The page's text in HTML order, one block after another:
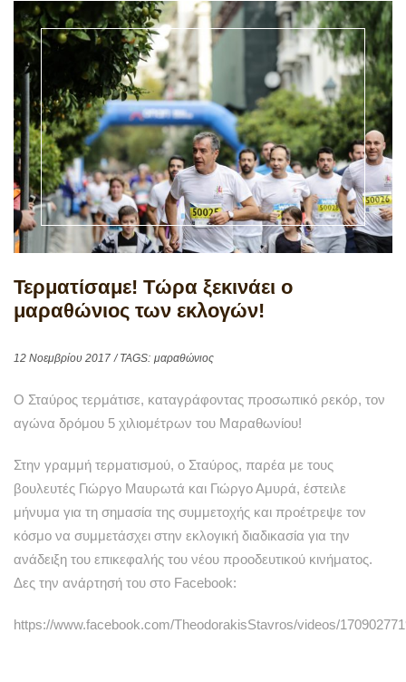
Τερματίσαμε! Τώρα ξεκινάει ο
μαραθώνιος των εκλογών!
12 Νοεμβρίου 2017 / TAGS: μαραθώνιος
Ο Σταύρος τερμάτισε, καταγράφοντας προσωπικό ρεκόρ, τον
αγώνα δρόμου 5 χιλιομέτρων του Μαραθωνίου!
Στην γραμμή τερματισμού, ο Σταύρος, παρέα με τους
βουλευτές Γιώργο Μαυρωτά και Γιώργο Αμυρά, έστειλε
μήνυμα για τη σημασία της συμμετοχής και προέτρεψε τον
κόσμο να συμμετάσχει στην εκλογική διαδικασία για την
ανάδειξη του επικεφαλής του νέου προοδευτικού κινήματος.
Δες την ανάρτησή του στο Facebook:
https://www.facebook.com/TheodorakisStavros/videos/